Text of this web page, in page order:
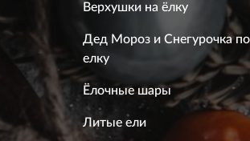
Верхушки на ёлку
Дед Мороз и Снегурочка
елку
Ёлочные шары
Литые ели